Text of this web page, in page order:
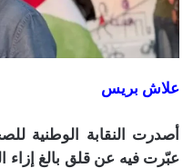
علاش بريس
أصدرت النقابة الوطنية
عبّرت فيه عن قلق بالغ إزاء